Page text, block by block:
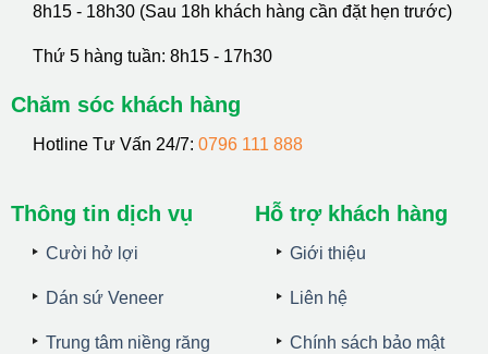
8h15 - 18h30 (Sau 18h khách hàng cần đặt hẹn trước)
Thứ 5 hàng tuần: 8h15 - 17h30
Chăm sóc khách hàng
Hotline Tư Vấn 24/7: 0796 111 888
Thông tin dịch vụ
Cười hở lợi
Dán sứ Veneer
Trung tâm niềng răng
Hỗ trợ khách hàng
Giới thiệu
Liên hệ
Chính sách bảo mật